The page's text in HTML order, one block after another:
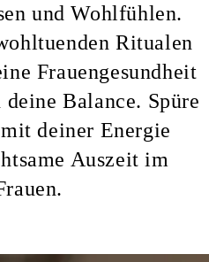
und Wohlfühlen.
Ritualen
Frauengesundheit
Balance. Spüre
deiner Energie
Auszeit im